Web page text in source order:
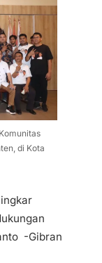
di Kota
-Gibran